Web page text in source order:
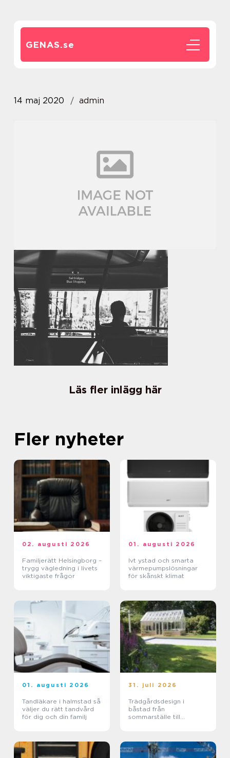
GENAS.se
14 maj 2020 admin
Läs fler inlägg här
Fler nyheter
02. augusti 2026
Familjerätt Helsingborg –
trygg vägledning i livets
viktigaste frågor
01. augusti 2026
Ivt ystad och smarta
värmepumpslösningar
för skånskt klimat
01. augusti 2026
Tandläkare i halmstad så
väljer du rätt tandvård
för dig och din familj
31. juli 2026
Trädgårdsdesign i
båstad från
sommarställe till